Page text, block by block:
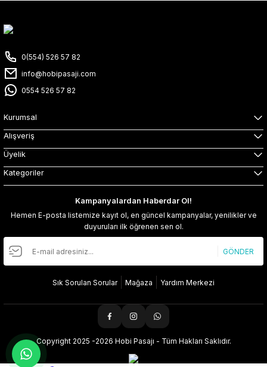
0(554) 526 57 82
info@hobipasaji.com
0554 526 57 82
Kurumsal
Alışveriş
Üyelik
Kategoriler
Kampanyalardan Haberdar Ol!
Hemen E-posta listemize kayıt ol, en güncel kampanyalar, yenilikler ve
duyuruları ilk öğrenen sen ol.
GÖNDER
Sık Sorulan Sorular Mağaza Yardım Merkezi
Copyright 2025 -2026 Hobi Pasajı - Tüm Hakları Saklıdır.